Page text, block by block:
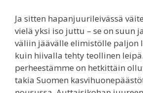
Ja sitten hapanjuurileivässä
vielä yksi iso juttu – se on suun
väliin jäävälle elimistölle paljon
kuin hiivalla tehty teollinen
perheestämme on hetkittäin
takia Suomen